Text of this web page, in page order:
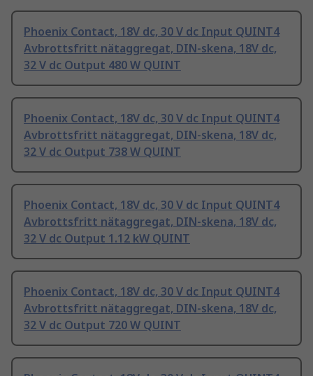
Phoenix Contact, 18V dc, 30 V dc Input QUINT4
Avbrottsfritt nätaggregat, DIN-skena, 18V dc,
32 V dc Output 480 W QUINT
Phoenix Contact, 18V dc, 30 V dc Input QUINT4
Avbrottsfritt nätaggregat, DIN-skena, 18V dc,
32 V dc Output 738 W QUINT
Phoenix Contact, 18V dc, 30 V dc Input QUINT4
Avbrottsfritt nätaggregat, DIN-skena, 18V dc,
32 V dc Output 1.12 kW QUINT
Phoenix Contact, 18V dc, 30 V dc Input QUINT4
Avbrottsfritt nätaggregat, DIN-skena, 18V dc,
32 V dc Output 720 W QUINT